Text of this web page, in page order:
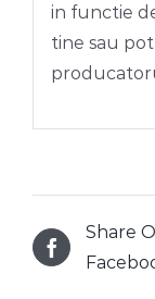
in functie
tine sau
Share